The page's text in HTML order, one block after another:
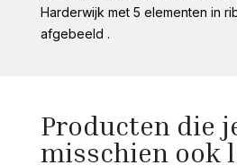
Harderwijk met 5 elementen in
afgebeeld .
Producten die
misschien ook